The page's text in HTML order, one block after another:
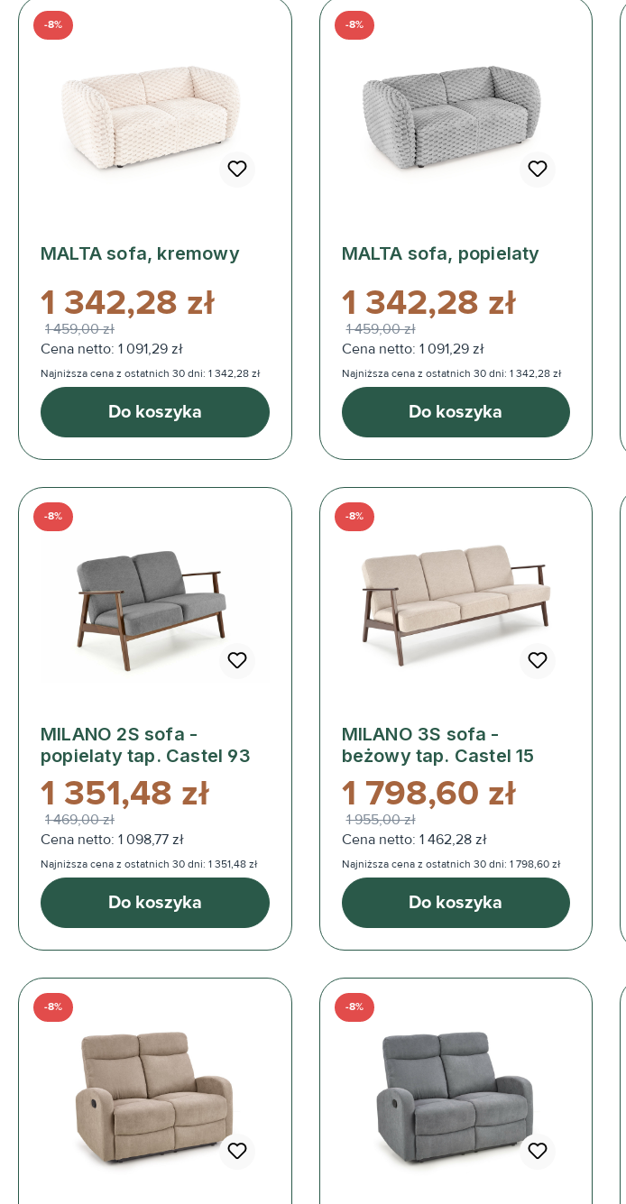
MALTA sofa, kremowy
-8%
1 342,28 zł
1 459,00 zł
Cena netto: 1 091,29 zł
Najniższa cena z ostatnich 30 dni: 1 342,28 zł
Do koszyka
MALTA sofa, popielaty
-8%
1 342,28 zł
1 459,00 zł
Cena netto: 1 091,29 zł
Najniższa cena z ostatnich 30 dni: 1 342,28 zł
Do koszyka
MILANO 2S sofa -
popielaty tap. Castel 93
-8%
1 351,48 zł
1 469,00 zł
Cena netto: 1 098,77 zł
Najniższa cena z ostatnich 30 dni: 1 351,48 zł
Do koszyka
MILANO 3S sofa -
beżowy tap. Castel 15
-8%
1 798,60 zł
1 955,00 zł
Cena netto: 1 462,28 zł
Najniższa cena z ostatnich 30 dni: 1 798,60 zł
Do koszyka
-8% -8%